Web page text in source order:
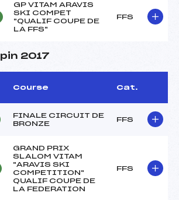
GP VITAM ARAVIS
SKI COMPET
"QUALIF COUPE DE
LA FFS"
FFS
2017
Course Cat.
FINALE CIRCUIT DE
BRONZE
FFS
GRAND PRIX
SLALOM VITAM
"ARAVIS SKI
COMPETITION"
QUALIF COUPE DE
LA FEDERATION
FFS